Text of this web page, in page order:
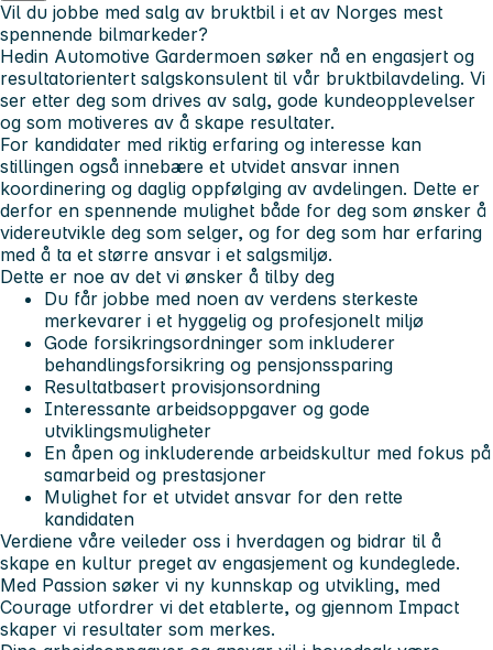
Vil du jobbe med salg av bruktbil i et av Norges mest
spennende bilmarkeder?
Hedin Automotive Gardermoen søker nå en engasjert og
resultatorientert salgskonsulent til vår bruktbilavdeling. Vi
ser etter deg som drives av salg, gode kundeopplevelser
og som motiveres av å skape resultater.
For kandidater med riktig erfaring og interesse kan
stillingen også innebære et utvidet ansvar innen
koordinering og daglig oppfølging av avdelingen. Dette er
derfor en spennende mulighet både for deg som ønsker å
videreutvikle deg som selger, og for deg som har erfaring
med å ta et større ansvar i et salgsmiljø.
Dette er noe av det vi ønsker å tilby deg
Du får jobbe med noen av verdens sterkeste
merkevarer i et hyggelig og profesjonelt miljø
Gode forsikringsordninger som inkluderer
behandlingsforsikring og pensjonssparing
Resultatbasert provisjonsordning
Interessante arbeidsoppgaver og gode
utviklingsmuligheter
En åpen og inkluderende arbeidskultur med fokus på
samarbeid og prestasjoner
Mulighet for et utvidet ansvar for den rette
kandidaten
Verdiene våre veileder oss i hverdagen og bidrar til å
skape en kultur preget av engasjement og kundeglede.
Med Passion søker vi ny kunnskap og utvikling, med
Courage utfordrer vi det etablerte, og gjennom Impact
skaper vi resultater som merkes.